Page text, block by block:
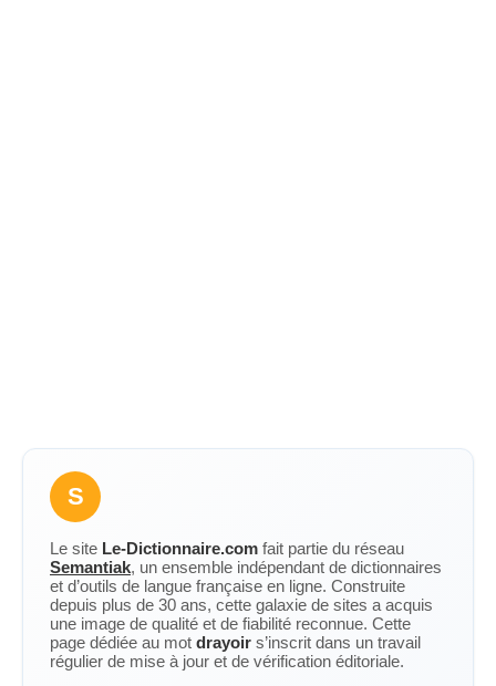
S
Le site Le-Dictionnaire.com fait partie du réseau
Semantiak, un ensemble indépendant de dictionnaires
et d’outils de langue française en ligne. Construite
depuis plus de 30 ans, cette galaxie de sites a acquis
une image de qualité et de fiabilité reconnue. Cette
page dédiée au mot drayoir s’inscrit dans un travail
régulier de mise à jour et de vérification éditoriale.